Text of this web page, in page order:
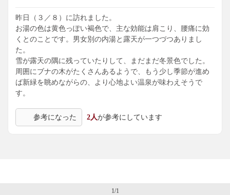
昨日（３／８）に訪れました。
お湯の色は黄色っぽい褐色で、主な効能は肩こり、腰痛に効
くとのことです。男女別の内湯と露天が一つづつありまし
た。
雪が露天の隅に残っていたりして、まだまだ冬景色でした。
周囲にブナの木がたくさんあるようで、もう少し季節が進め
ば新緑を眺めながらの、より心地よい温泉が味わえそうで
す。
参考になった 2人が参考にしています
1/1